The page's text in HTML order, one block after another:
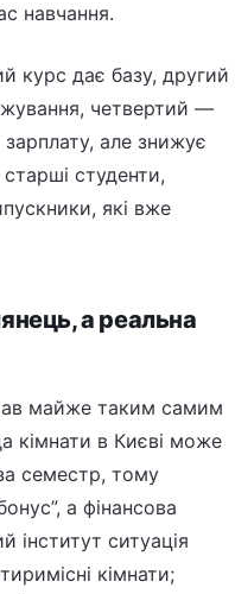
навчання.
курс дає базу, другий
четвертий —
але знижує
студенти,
які вже
а реальна
майже таким самим
кімнати в Києві може
семестр, тому
а фінансова
інститут ситуація
кімнати;